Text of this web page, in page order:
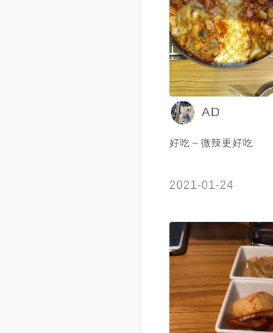
AD
好吃～微辣更好吃
2021-01-24